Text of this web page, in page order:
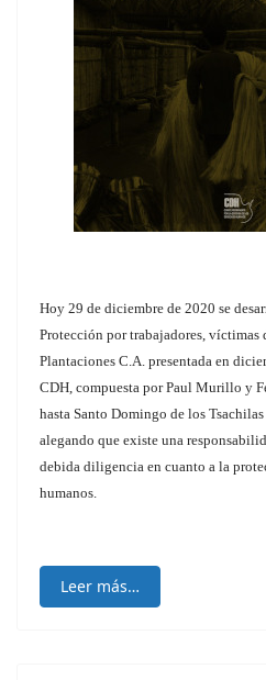
Hoy 29 de diciembre de 2020 se
Protección por trabajadores, víctimas
Plantaciones C.A. presentada en
CDH, compuesta por Paul Murillo y
hasta Santo Domingo de los
alegando que existe una
debida diligencia en cuanto a la
humanos.
Leer más…